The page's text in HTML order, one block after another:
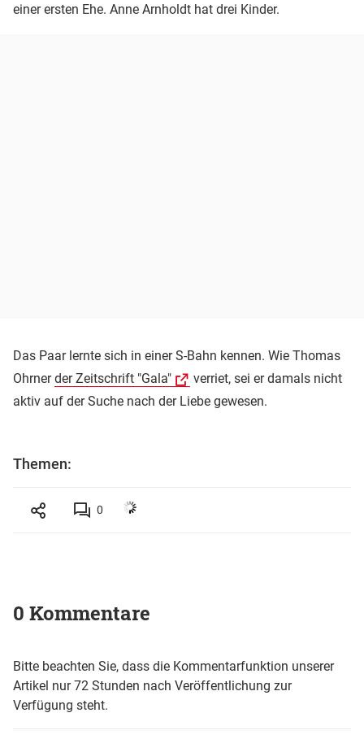
einer ersten Ehe. Anne Arnholdt hat drei Kinder.
Das Paar lernte sich in einer S-Bahn kennen. Wie Thomas
Ohrnerder Zeitschrift "Gala"
verriet, sei er damals nicht
aktiv auf der Suche nach der Liebe gewesen.
Themen:
0
0 Kommentare
Bitte beachten Sie, dass die Kommentarfunktion unserer
Artikel nur 72 Stunden nach Veröffentlichung zur
Verfügung steht.